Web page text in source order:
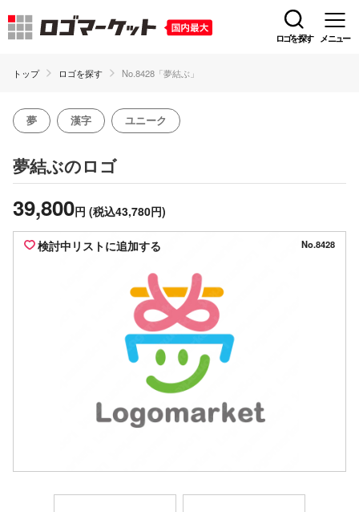
ロゴを探す メニュー
トップ ロゴを探す No.8428「夢結ぶ」
夢 漢字 ユニーク
夢結ぶのロゴ
39,800円 (税込43,780円)
検討中リストに追加する No.8428